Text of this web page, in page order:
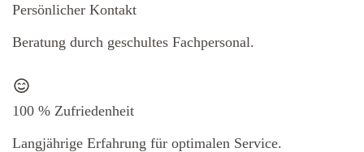
Persönlicher Kontakt
Beratung durch geschultes Fachpersonal.
100 % Zufriedenheit
Langjährige Erfahrung für optimalen Service.